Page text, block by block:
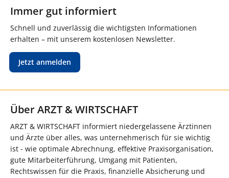
Immer gut informiert
Schnell und zuverlässig die wichtigsten Informationen
erhalten – mit unserem kostenlosen Newsletter.
Jetzt anmelden
Über ARZT & WIRTSCHAFT
ARZT & WIRTSCHAFT informiert niedergelassene Ärztinnen
und Ärzte über alles, was unternehmerisch für sie wichtig
ist - wie optimale Abrechnung, effektive Praxisorganisation,
gute Mitarbeiterführung, Umgang mit Patienten,
Rechtswissen für die Praxis, finanzielle Absicherung und